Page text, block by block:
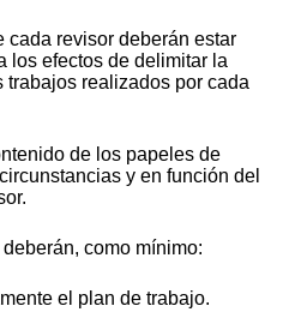
cada revisor deberán estar
los efectos de delimitar la
realizados por cada
de los papeles de
y en función del
como mínimo:
el plan de trabajo.